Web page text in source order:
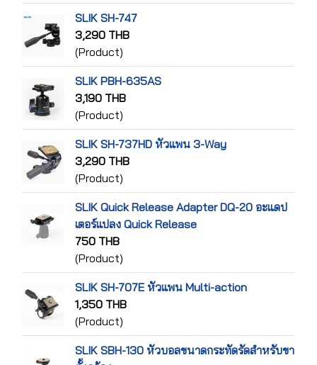
SLIK SH-747
3,290 THB
(Product)
SLIK PBH-635AS
3,190 THB
(Product)
SLIK SH-737HD หัวแพน 3-Way
3,290 THB
(Product)
SLIK Quick Release Adapter DQ-20 อะแดป
เตอร์แปลง Quick Release
750 THB
(Product)
SLIK SH-707E หัวแพน Multi-action
1,350 THB
(Product)
SLIK SBH-130 หัวบอลขนาดกระทัดรัดสำหรับขา